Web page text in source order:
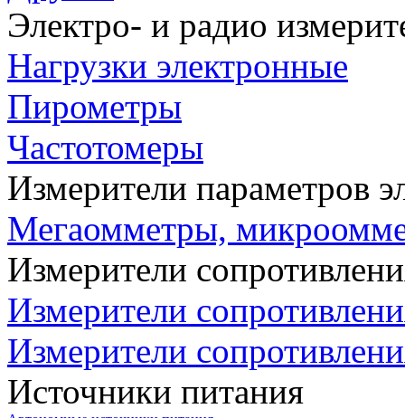
Электро- и радио
Нагрузки электронные
Пирометры
Частотомеры
Измерители параметров
Мегаомметры,
Измерители
Измерители
Измерители
Источники питания